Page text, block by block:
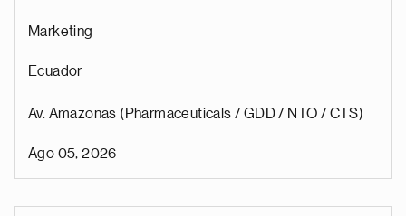
Marketing
Ecuador
Av. Amazonas (Pharmaceuticals / GDD / NTO / CTS)
Ago 05, 2026